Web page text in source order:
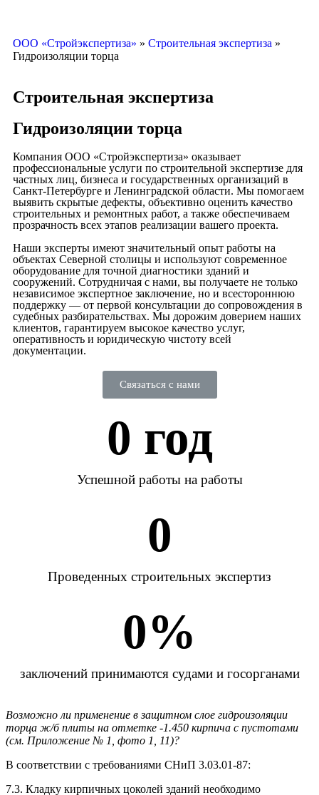
ООО «Стройэкспертиза» » Строительная экспертиза »
Гидроизоляции торца
Строительная экспертиза
Гидроизоляции торца
Компания ООО «Стройэкспертиза» оказывает
профессиональные услуги по строительной экспертизе для
частных лиц, бизнеса и государственных организаций в
Санкт-Петербурге и Ленинградской области. Мы помогаем
выявить скрытые дефекты, объективно оценить качество
строительных и ремонтных работ, а также обеспечиваем
прозрачность всех этапов реализации вашего проекта.
Наши эксперты имеют значительный опыт работы на
объектах Северной столицы и используют современное
оборудование для точной диагностики зданий и
сооружений. Сотрудничая с нами, вы получаете не только
независимое экспертное заключение, но и всестороннюю
поддержку — от первой консультации до сопровождения в
судебных разбирательствах. Мы дорожим доверием наших
клиентов, гарантируем высокое качество услуг,
оперативность и юридическую чистоту всей
документации.
Связаться с нами
0 год
Успешной работы на работы
0
Проведенных строительных экспертиз
0%
заключений принимаются судами и госорганами
Возможно ли применение в защитном слое гидроизоляции
торца ж/б плиты на отметке -1.450 кирпича с пустотами
(см. Приложение № 1, фото 1, 11)?
В соответствии с требованиями СНиП 3.03.01-87:
7.3. Кладку кирпичных цоколей зданий необходимо